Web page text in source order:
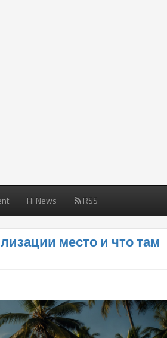
Hi News RSS
место и что там